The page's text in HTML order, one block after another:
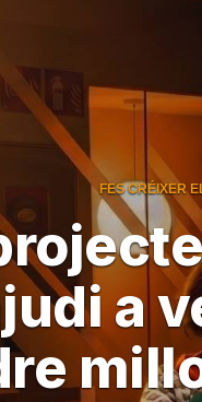
FES CRÉIXER
a